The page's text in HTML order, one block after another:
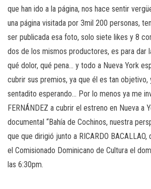
que han ido a la página, nos hace sentir
una página visitada por 3mil 200 personas,
ser publicada esa foto, solo siete likes y 8
dos de los mismos productores, es para dar
qué dolor, qué pena… y todo a Nueva York
cubrir sus premios, ya que él es tan objetivo,
sentadito esperando… Por lo menos ya me
FERNÁNDEZ a cubrir el estreno en Nueva a
documental “Bahía de Cochinos, nuestra
que que dirigió junto a RICARDO
el Comisionado Dominicano de Cultura el
las 6:30pm.